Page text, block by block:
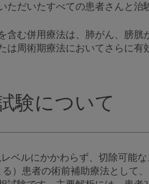
ただいたすべての患者さんと治
含む併用療法は、肺がん、膀
周術期療法においてさらに有
験について
レベルにかかわらず、切除可
）患者の術前補助療法として